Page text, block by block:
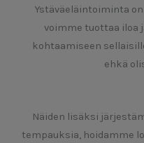
Ystäväeläintoiminta
voimme tuottaa iloa
kohtaamiseen
ehkä
Näiden lisäksi
tempauksia, hoidamme